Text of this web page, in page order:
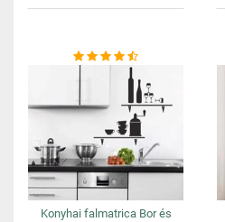
Konyhai falmatrica Bor és